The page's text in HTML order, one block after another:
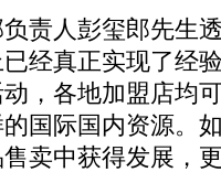
人彭玺郎先生
经真正实现了经
，各地加盟店均
国际国内资源。
卖中获得发展，